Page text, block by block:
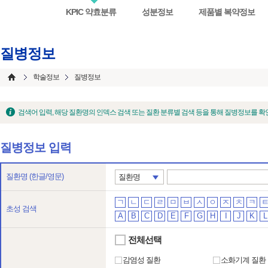
KPIC 약효분류 성분정보 제품별 복약정보
질병정보
학술정보 질병정보
검색어 입력, 해당 질환명의 인덱스 검색 또는 질환 분류별 검색 등을 통해 질병정보를 확
질병정보 입력
질환명 (한글/영문) 질환명
초성 검색
ㄱ ㄴ ㄷ ㄹ ㅁ ㅂ ㅅ ㅇ ㅈ ㅊ ㅋ
ㅌ
A
B C D E F G H J K L
전체선택
감염성 질환
소화기계 질환